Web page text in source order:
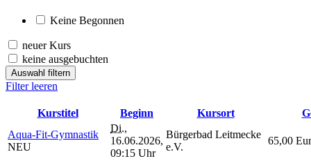
Keine Begonnen
neuer Kurs
keine ausgebuchten
Auswahl filtern
Filter leeren
Kurstitel Beginn Kursort
Aqua-Fit-Gymnastik
NEU
Di.,
16.06.2026,
09:15 Uhr
Bürgerbad Leitmecke
e.V.
65,00